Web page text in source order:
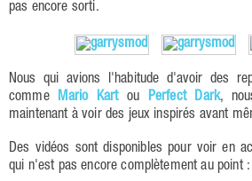
pas encore sorti.
Nous qui avions l'habitude d'avoir des
comme Mario Kartou Perfect Dark,
maintenant à voir des jeux inspirés avant
Des vidéos sont disponibles pour voir en
qui n'est pas encore complètement au point :